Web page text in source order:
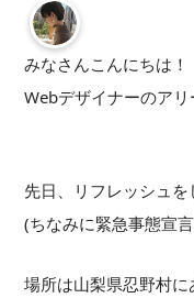
みなさんこんにちは！
Webデザイナーのアリ
先日、リフレッシュを
(ちなみに緊急事態宣
場所は山梨県忍野村